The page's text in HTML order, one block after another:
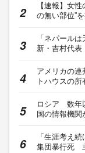
【速報】女
の無い部位”
「ネパール
新・吉村代表
アメリカの連
トハウスの所
ロシア 数年
国の情報機
「生涯考え
集団暴行死